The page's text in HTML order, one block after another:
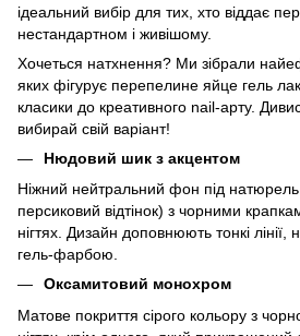
ідеальний вибір для тих, хто віддає
нестандартном і живішому.
Хочеться натхнення? Ми зібрали
яких фігурує перепелине яйце гель
класики до креативного nail-арту.
вибирай свій варіант!
Нюдовий шик з акцентом
Ніжний нейтральний фон під
персиковий відтінок) з чорними
нігтях. Дизайн доповнюють тонкі
гель-фарбою.
Оксамитовий монохром
Матове покриття сірого кольору з